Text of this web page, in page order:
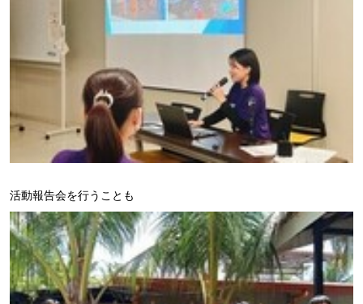
活動報告会を行うことも